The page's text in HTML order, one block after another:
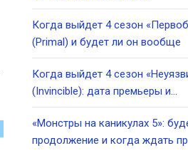
Когда выйдет 4 сезон
(Primal) и будет ли он вообще
Когда выйдет 4 сезон
(Invincible): дата премьеры и…
«Монстры на каникулах 5»:
продолжение и когда ждать